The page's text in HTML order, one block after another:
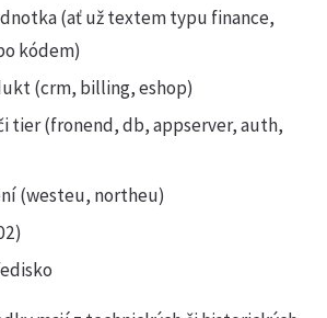
(ať už textem typu finance,
kódem)
(crm, billing, eshop)
tier (fronend, db, appserver, auth,
(westeu, northeu)